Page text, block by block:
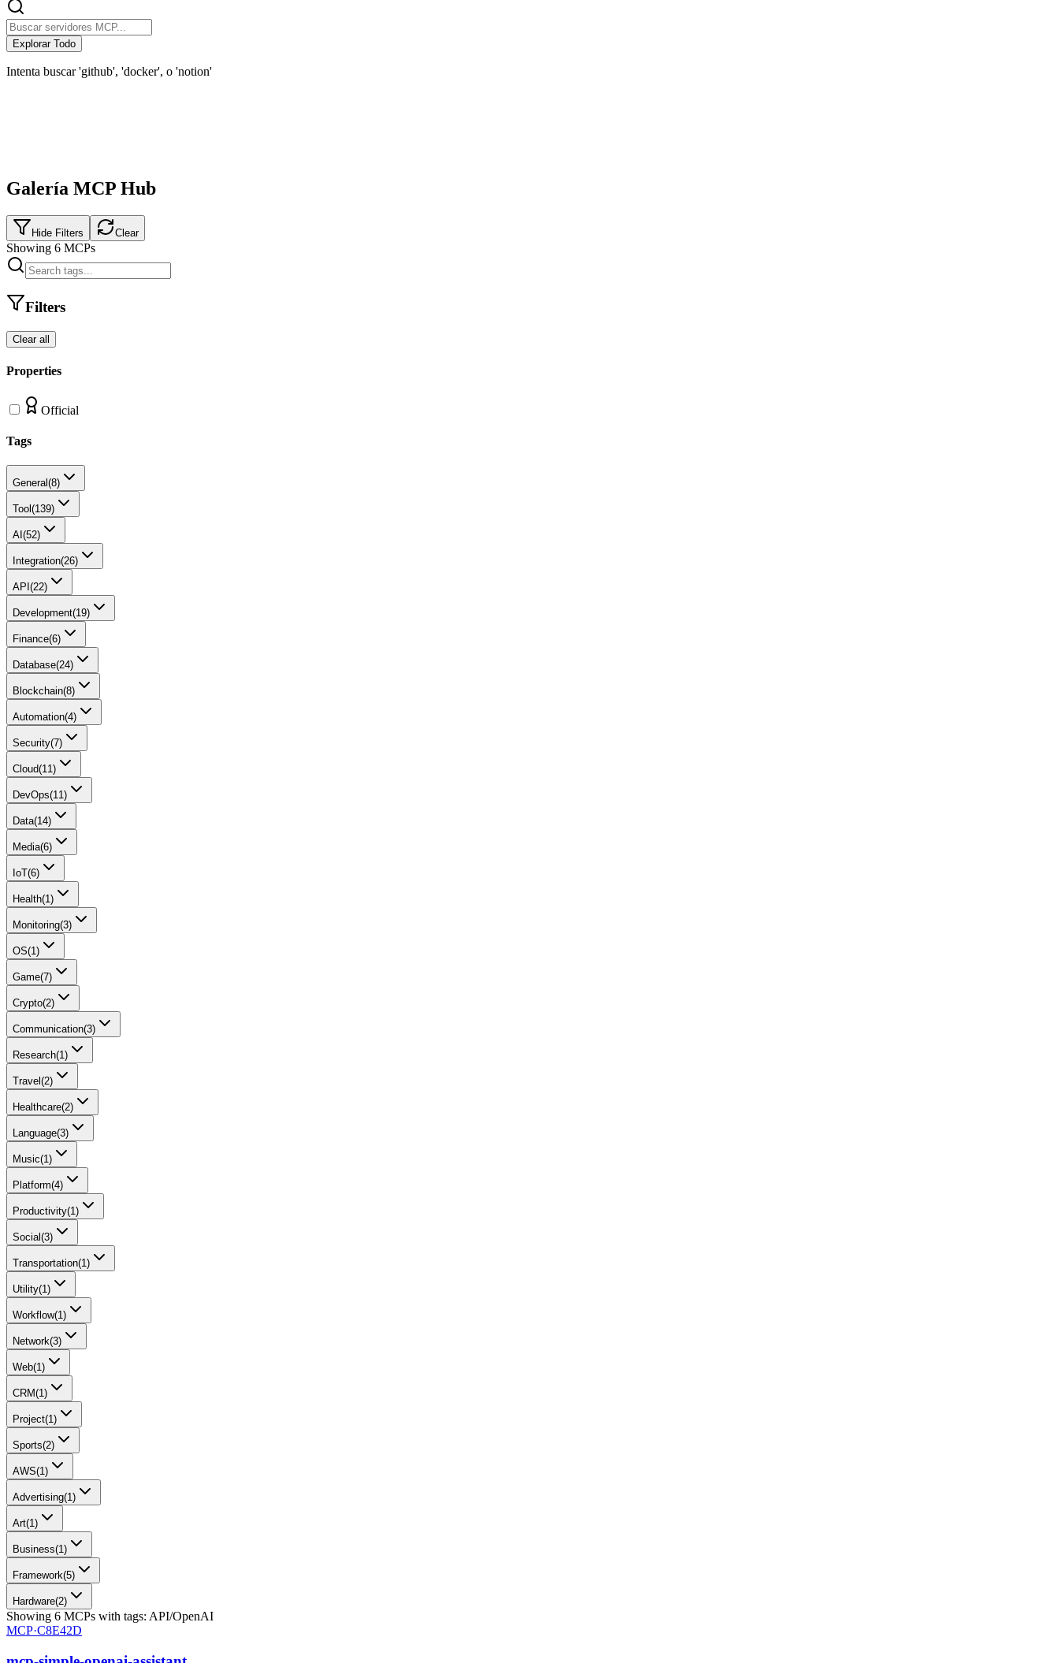
Explorar Todo
Intenta buscar 'github', 'docker', o 'notion'
Galería MCP Hub
Hide Filters Clear
Showing 6 MCPs
Filters
Clear all
Properties
Official
Tags
General(8)
Tool (139)
AI (52)
Integration(26)
API (22)
Development(19)
Finance(6)
Database(24)
Blockchain(8)
Automation(4)
Security(7)
Cloud(11)
DevOps(11)
Data(14)
Media(6)
IoT(6)
Health(1)
Monitoring(3)
OS(1)
Game(7)
Crypto(2)
Communication(3)
Research(1)
Travel (2)
Healthcare(2)
Language(3)
Music(1)
Platform(4)
Productivity(1)
Social(3)
Transportation(1)
Utility(1)
Workflow(1)
Network(3)
Web(1)
CRM(1)
Project(1)
Sports(2)
AWS(1)
Advertising(1)
Art(1)
Business(1)
Framework(5)
Hardware(2)
Showing 6 MCPs with tags: API/OpenAI
MCP·C8E42D